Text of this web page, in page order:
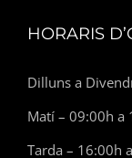
HORARIS
Dilluns a
Matí – 09:00h a
Tarda – 16:00h